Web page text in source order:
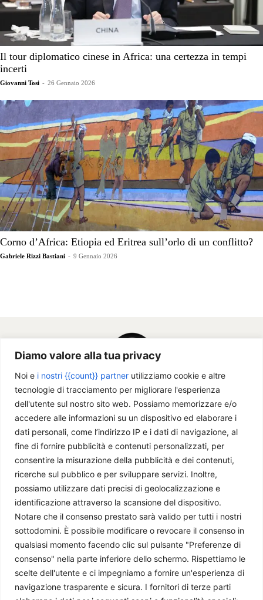
Diamo valore alla tua privacy
Noi e i nostri {{count}} partner utilizziamo cookie e altre
tecnologie di tracciamento per migliorare l'esperienza
dell'utente sul nostro sito web. Possiamo memorizzare e/o
accedere alle informazioni su un dispositivo ed elaborare i
dati personali, come l’indirizzo IP e i dati di navigazione, al
fine di fornire pubblicità e contenuti personalizzati, per
consentire la misurazione della pubblicità e dei contenuti,
ricerche sul pubblico e per sviluppare servizi. Inoltre,
possiamo utilizzare dati precisi di geolocalizzazione e
identificazione attraverso la scansione del dispositivo.
Notare che il consenso prestato sarà valido per tutti i nostri
sottodomini. È possibile modificare o revocare il consenso in
qualsiasi momento facendo clic sul pulsante "Preferenze di
consenso" nella parte inferiore dello schermo. Rispettiamo le
scelte dell'utente e ci impegniamo a fornire un'esperienza di
navigazione trasparente e sicura. I fornitori di terze parti
Il tour diplomatico cinese in Africa: una certezza in tempi
incerti
Giovanni Tosi - 26 Gennaio 2026
Corno d’Africa: Etiopia ed Eritrea sull’orlo di un conflitto?
Gabriele Rizzi Bastiani - 9 Gennaio 2026
Chi siamo
Il Caffè Geopolitico è una Associazione di Promozione Sociale. Dal
2009 parliamo di politica internazionale, per diffondere una
conoscenza accessibile e aggiornata delle dinamiche geopolitiche che
segnano il mondo che ci circonda.
C.F./P.IVA 11078490965 - Testata giornalistica registrata presso il
Tribunale di Milano aut. n.398 del 10/12/2013 - ISSN 2384-9975
Scrivici:redazione@ilcaffegeopolitico.net